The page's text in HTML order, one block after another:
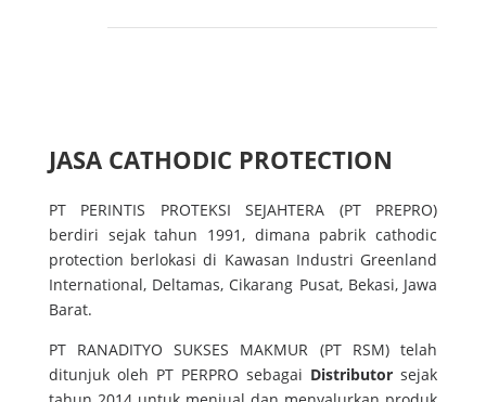
JASA CATHODIC PROTECTION
PT PERINTIS PROTEKSI SEJAHTERA (PT PREPRO)
berdiri sejak tahun 1991, dimana pabrik cathodic
protection berlokasi di Kawasan Industri Greenland
International, Deltamas, Cikarang Pusat, Bekasi, Jawa
Barat.
PT RANADITYO SUKSES MAKMUR (PT RSM) telah
ditunjuk oleh PT PERPRO sebagai Distributor sejak